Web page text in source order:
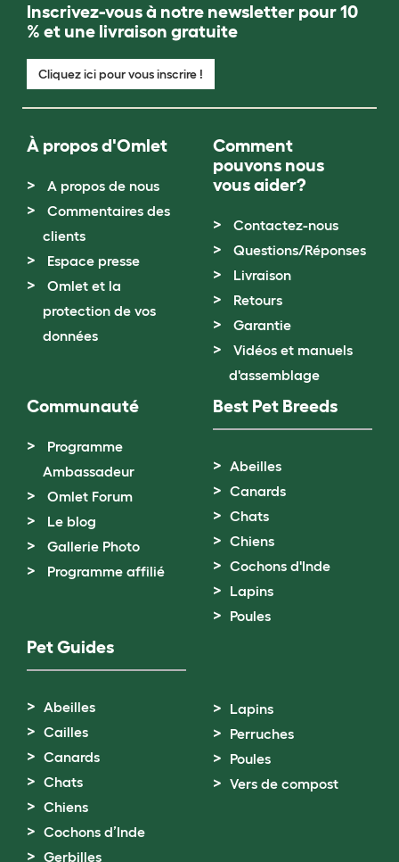
Inscrivez-vous à notre newsletter pour 10
% et une livraison gratuite
Cliquez ici pour vous inscrire !
À propos d'Omlet
A propos de nous
Commentaires des
clients
Espace presse
Omlet et la
protection de vos
données
Comment
pouvons nous
vous aider?
Contactez-nous
Questions/Réponses
Livraison
Retours
Garantie
Vidéos et manuels
d'assemblage
Communauté
Programme
Ambassadeur
Omlet Forum
Le blog
Gallerie Photo
Programme affilié
Best Pet Breeds
Abeilles
Canards
Chats
Chiens
Cochons d'Inde
Lapins
Poules
Pet Guides
Abeilles
Cailles
Canards
Chats
Chiens
Cochons d’Inde
Gerbilles
Lapins
Perruches
Poules
Vers de compost